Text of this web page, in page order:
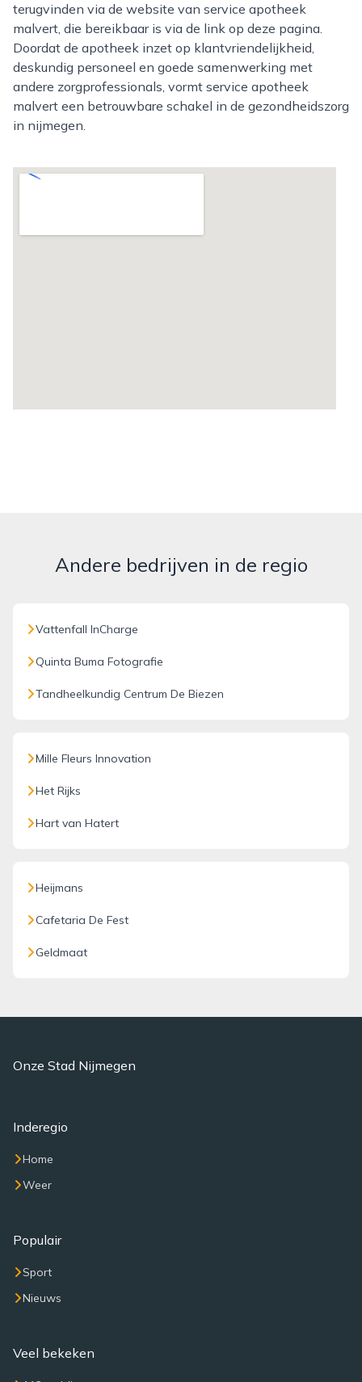
terugvinden via de website van service apotheek
malvert, die bereikbaar is via de link op deze pagina.
Doordat de apotheek inzet op klantvriendelijkheid,
deskundig personeel en goede samenwerking met
andere zorgprofessionals, vormt service apotheek
malvert een betrouwbare schakel in de gezondheidszorg
in nijmegen.
Andere bedrijven in de regio
Vattenfall InCharge
Quinta Buma Fotografie
Tandheelkundig Centrum De Biezen
Mille Fleurs Innovation
Het Rijks
Hart van Hatert
Heijmans
Cafetaria De Fest
Geldmaat
Onze Stad Nijmegen
Inderegio
Home
Weer
Populair
Sport
Nieuws
Veel bekeken